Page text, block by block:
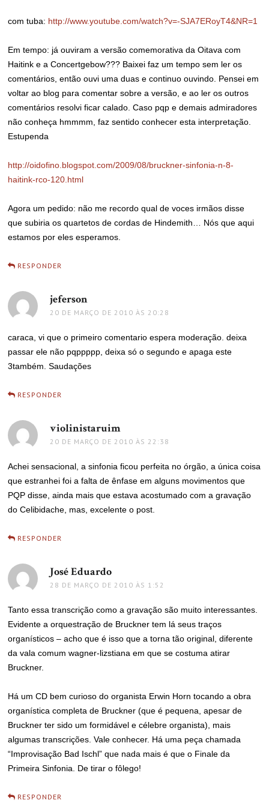
com tuba: http://www.youtube.com/watch?v=-SJA7ERoyT4&NR=1
Em tempo: já ouviram a versão comemorativa da Oitava com
Haitink e a Concertgebow??? Baixei faz um tempo sem ler os
comentários, então ouvi uma duas e continuo ouvindo. Pensei em
voltar ao blog para comentar sobre a versão, e ao ler os outros
comentários resolvi ficar calado. Caso pqp e demais admiradores
não conheça hmmmm, faz sentido conhecer esta interpretação.
Estupenda
http://oidofino.blogspot.com/2009/08/bruckner-sinfonia-n-8-
haitink-rco-120.html
Agora um pedido: não me recordo qual de voces irmãos disse
que subiria os quartetos de cordas de Hindemith… Nós que aqui
estamos por eles esperamos.
RESPONDER
jeferson
20 DE MARÇO DE 2010 ÀS 20:28
caraca, vi que o primeiro comentario espera moderação. deixa
passar ele não pqppppp, deixa só o segundo e apaga este
3também. Saudações
RESPONDER
violinistaruim
20 DE MARÇO DE 2010 ÀS 22:38
Achei sensacional, a sinfonia ficou perfeita no órgão, a única coisa
que estranhei foi a falta de ênfase em alguns movimentos que
PQP disse, ainda mais que estava acostumado com a gravação
do Celibidache, mas, excelente o post.
RESPONDER
José Eduardo
28 DE MARÇO DE 2010 ÀS 1:52
Tanto essa transcrição como a gravação são muito interessantes.
Evidente a orquestração de Bruckner tem lá seus traços
organísticos – acho que é isso que a torna tão original, diferente
da vala comum wagner-lizstiana em que se costuma atirar
Bruckner.
Há um CD bem curioso do organista Erwin Horn tocando a obra
organística completa de Bruckner (que é pequena, apesar de
Bruckner ter sido um formidável e célebre organista), mais
algumas transcrições. Vale conhecer. Há uma peça chamada
“Improvisação Bad Ischl” que nada mais é que o Finale da
Primeira Sinfonia. De tirar o fôlego!
RESPONDER